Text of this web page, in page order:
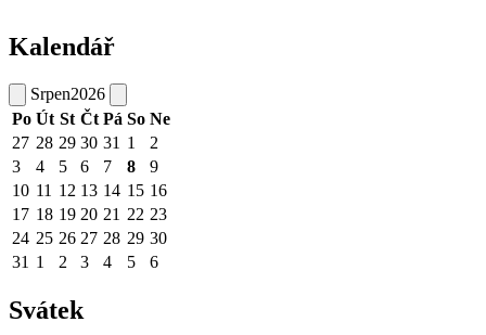
Kalendář
Srpen2026
Po Út St Čt Pá So Ne
27 28 29 30 31 1
2
3
4 5 6 7 8
9
10 11 12 13 14 15 16
17 18 19 20 21 22 23
24 25 26 27 28 29 30
31 1 2 3 4 5 6
Svátek